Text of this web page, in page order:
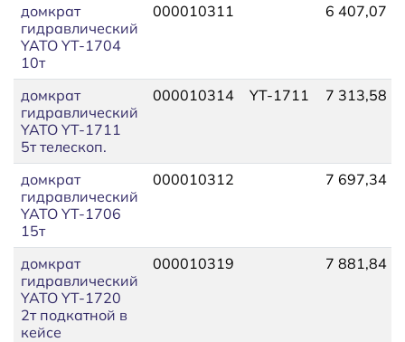
домкрат
гидравлический
YATO YT-1704
10т
000010311 6 407,07
домкрат
гидравлический
YATO YT-1711
5т телескоп.
000010314 YT-1711 7 313,58
домкрат
гидравлический
YATO YT-1706
15т
000010312 7 697,34
домкрат
гидравлический
YATO YT-1720
2т подкатной в
кейсе
000010319 7 881,84